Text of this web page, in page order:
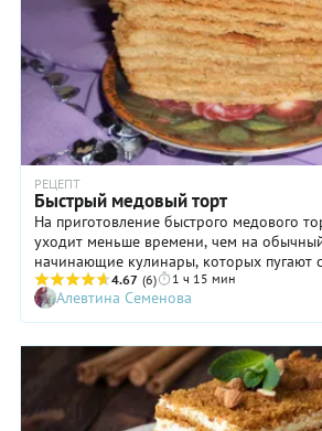
РЕЦЕПТ
Быстрый медовый торт
На приготовление быстрого медового
уходит меньше времени, чем на
начинающие кулинары, которых пугают
рецепты, требующие многочасового
могут взяться за создание такого
тоже проблем не возникнет: все они
качество сгущенного молока: оно
приготовлено из натурального сырья и
получится густым и пышным, коржи
быстрый медовый торт удастся на славу!
4.67 (6) 1 ч 15 мин
Алевтина Семенова